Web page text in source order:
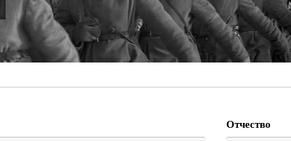
Отчество